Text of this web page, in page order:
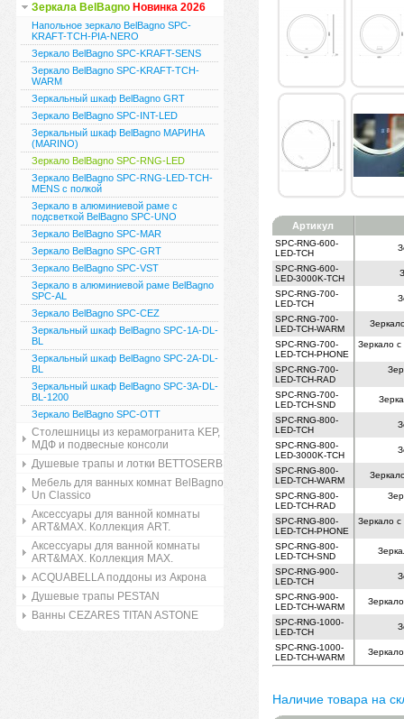
Зеркала BelBagno Новинка 2026
Напольное зеркало BelBagno SPC-
KRAFT-TCH-PIA-NERO
Зеркало BelBagno SPC-KRAFT-SENS
Зеркало BelBagno SPC-KRAFT-TCH-
WARM
Зеркальный шкаф BelBagno GRT
Зеркало BelBagno SPC-INT-LED
Зеркальный шкаф BelBagno МАРИНА
(MARINO)
Зеркало BelBagno SPC-RNG-LED
Зеркало BelBagno SPC-RNG-LED-TCH-
MENS с полкой
Зеркало в алюминиевой раме с
подсветкой BelBagno SPC-UNO
Зеркало BelBagno SPC-MAR
Зеркало BelBagno SPC-GRT
Зеркало BelBagno SPC-VST
Зеркало в алюминиевой раме BelBagno
SPC-AL
Зеркало BelBagno SPC-CEZ
Зеркальный шкаф BelBagno SPC-1A-DL-
BL
Зеркальный шкаф BelBagno SPC-2A-DL-
BL
Зеркальный шкаф BelBagno SPC-3A-DL-
BL-1200
Зеркало BelBagno SPC-OTT
Столешницы из керамогранита KEP,
МДФ и подвесные консоли
Душевые трапы и лотки BETTOSERB
Мебель для ванных комнат BelBagno
Un Classico
Аксессуары для ванной комнаты
ART&MAX. Коллекция ART.
Аксессуары для ванной комнаты
ART&MAX. Коллекция MAX.
ACQUABELLA поддоны из Акрона
Душевые трапы PESTAN
Ванны CEZARES TITAN ASTONE
Артикул
SPC-RNG-600-
LED-TCH
SPC-RNG-600-
LED-3000K-TCH
SPC-RNG-700-
LED-TCH
SPC-RNG-700-
LED-TCH-WARM
SPC-RNG-700-
LED-TCH-PHONE
Зеркало
SPC-RNG-700-
LED-TCH-RAD
SPC-RNG-700-
LED-TCH-SND
SPC-RNG-800-
LED-TCH
SPC-RNG-800-
LED-3000K-TCH
SPC-RNG-800-
LED-TCH-WARM
SPC-RNG-800-
LED-TCH-RAD
SPC-RNG-800-
LED-TCH-PHONE
Зеркало
SPC-RNG-800-
LED-TCH-SND
SPC-RNG-900-
LED-TCH
SPC-RNG-900-
LED-TCH-WARM
SPC-RNG-1000-
LED-TCH
SPC-RNG-1000-
LED-TCH-WARM
Наличие товара на